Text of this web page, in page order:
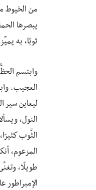
من الخيوط
يبصرها
ثوبًا، به
وابتسم
العجيب.
ليعاين سير
النول،
الثَّوب
المزعوم،
طويلًا،